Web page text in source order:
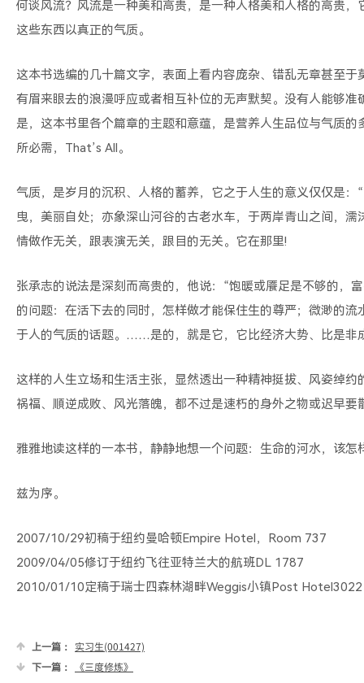
何谈风流？风流是一种美和高贵，是一种人格美和人格的高贵
这些东西以真正的气质。
这本书选编的几十篇文字，表面上看内容庞杂、错乱无章甚至
有眉来眼去的浪漫呼应或者相互补位的无声默契。没有人能够
是，这本书里各个篇章的主题和意蕴，是营养人生品位与气质
所必需，That’s All。
气质，是岁月的沉积、人格的蓄养，它之于人生的意义仅仅是
曳，美丽自处；亦象深山河谷的古老水车，于两岸青山之间，
情做作无关，跟表演无关，跟目的无关。它在那里!
张承志的说法是深刻而高贵的，他说：“饱暖或餍足是不够的
的问题：在活下去的同时，怎样做才能保住生的尊严；微渺的
于人的气质的话题。……是的，就是它，它比经济大势、比是非
这样的人生立场和生活主张，显然透出一种精神挺拔、风姿绰
祸福、順逆成败、风光落魄，都不过是速朽的身外之物或迟早
雅雅地读这样的一本书，静静地想一个问题：生命的河水，该
兹为序。
2007/10/29初稿于纽约曼哈顿Empire Hotel，Room 737
2009/04/05修订于纽约飞往亚特兰大的航班DL 1787
2010/01/10定稿于瑞士四森林湖畔Weggis小镇Post Hotel3022
上一篇： 实习生(001427)
下一篇：
《三度修炼》